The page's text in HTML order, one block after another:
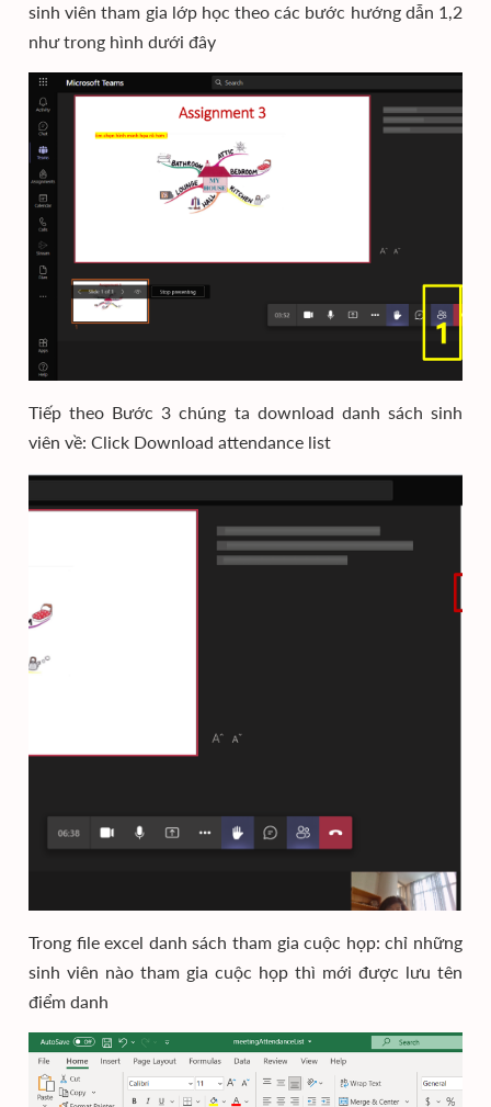
sinh viên tham gia lớp học theo các bước hướng dẫn 1,2
như trong hình dưới đây
Tiếp theo Bước 3 chúng ta download danh sách sinh
viên về: Click Download attendance list
Trong file excel danh sách tham gia cuộc họp: chỉ những
sinh viên nào tham gia cuộc họp thì mới được lưu tên
điểm danh